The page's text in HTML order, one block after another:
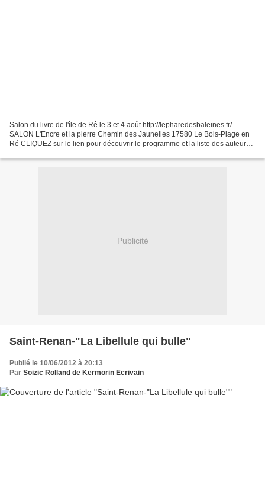
Salon du livre de l'île de Rê le 3 et 4 août http://lepharedesbaleines.fr/
SALON L'Encre et la pierre Chemin des Jaunelles 17580 Le Bois-Plage en
Ré CLIQUEZ sur le lien pour découvrir le programme et la liste des auteurs
Publicité
Saint-Renan-"La Libellule qui bulle"
Publié le 10/06/2012 à 20:13
Par Soizic Rolland de Kermorin Ecrivain